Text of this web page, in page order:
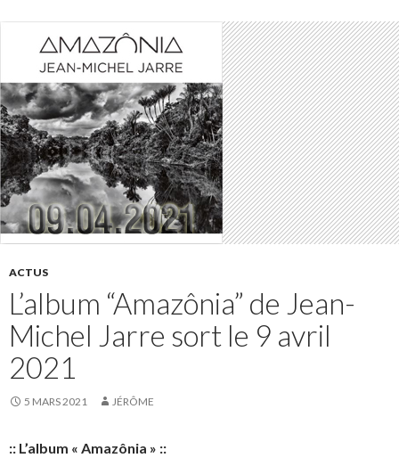
ACTUS
L’album “Amazônia” de Jean-
Michel Jarre sort le 9 avril
2021
5 MARS 2021 JÉRÔME
:: L’album « Amazônia » ::